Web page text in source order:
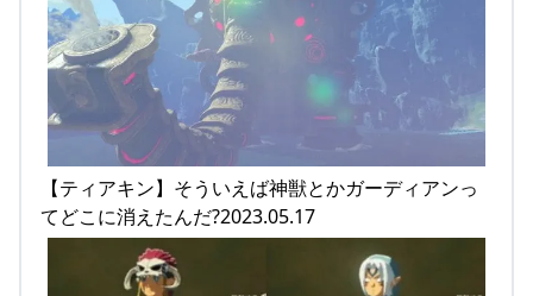
【ティアキン】そういえば神獣とかガーディアンっ
てどこに消えたんだ?2023.05.17